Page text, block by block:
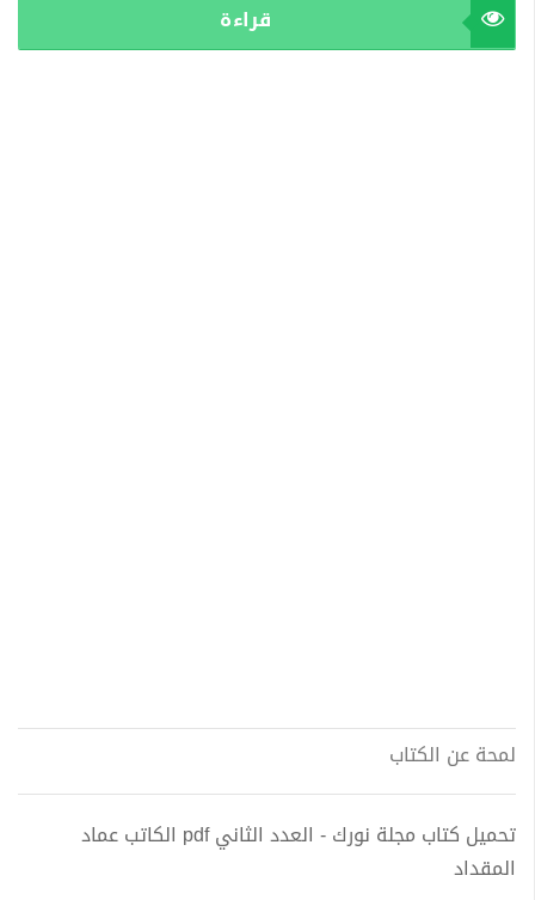
قراءة
لمحة عن الكتاب
تحميل كتاب مجلة نورك - العدد الثاني pdf الكاتب عماد
المقداد